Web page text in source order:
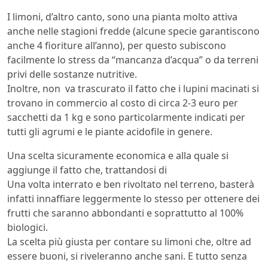
I limoni, d’altro canto, sono una pianta molto attiva
anche nelle stagioni fredde (alcune specie garantiscono
anche 4 fioriture all’anno), per questo subiscono
facilmente lo stress da “mancanza d’acqua” o da terreni
privi delle sostanze nutritive.
Inoltre, non va trascurato il fatto che i lupini macinati si
trovano in commercio al costo di circa 2-3 euro per
sacchetti da 1 kg e sono particolarmente indicati per
tutti gli agrumi e le piante acidofile in genere.
Una scelta sicuramente economica e alla quale si
aggiunge il fatto che, trattandosi di
Una volta interrato e ben rivoltato nel terreno, basterà
infatti innaffiare leggermente lo stesso per ottenere dei
frutti che saranno abbondanti e soprattutto al 100%
biologici.
La scelta più giusta per contare su limoni che, oltre ad
essere buoni, si riveleranno anche sani. E tutto senza